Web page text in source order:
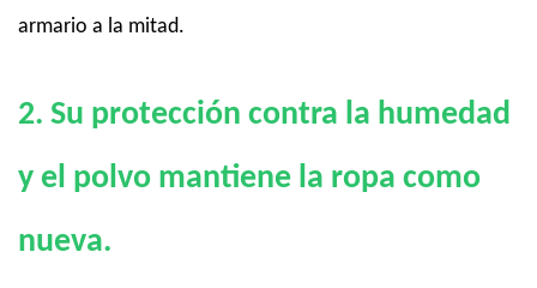
armario a la mitad.
2. Su protección contra la humedad
y el polvo mantiene la ropa como
nueva.